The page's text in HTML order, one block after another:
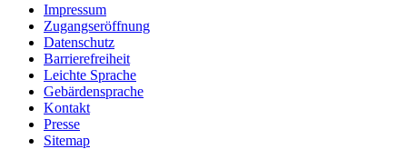
Impressum
Zugangseröffnung
Datenschutz
Barrierefreiheit
Leichte Sprache
Gebärdensprache
Kontakt
Presse
Sitemap